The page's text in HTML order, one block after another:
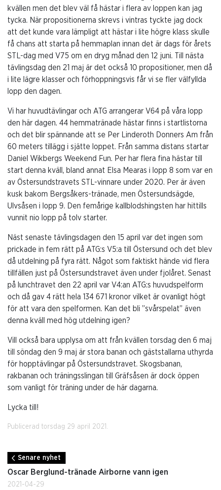
kvällen men det blev väl få hästar i flera av loppen kan jag
tycka. När propositionerna skrevs i vintras tyckte jag dock
att det kunde vara lämpligt att hästar i lite högre klass skulle
få chans att starta på hemmaplan innan det är dags för årets
STL-dag med V75 om en dryg månad den 12 juni. Till nästa
tävlingsdag den 21 maj är det också 10 propositioner, men då
i lite lägre klasser och förhoppningsvis får vi se fler välfyllda
lopp den dagen.
Vi har huvudtävlingar och ATG arrangerar V64 på våra lopp
den här dagen. 44 hemmatränade hästar finns i startlistorna
och det blir spännande att se Per Linderoth Donners Am från
60 meters tillägg i sjätte loppet. Från samma distans startar
Daniel Wikbergs Weekend Fun. Per har flera fina hästar till
start denna kväll, bland annat Elsa Mearas i lopp 8 som var en
av Östersundstravets STL-vinnare under 2020. Per är även
kusk bakom Bergsåkers-tränade, men Östersundsägde,
Ulvsåsen i lopp 9. Den femårige kallblodshingsten har hittills
vunnit nio lopp på tolv starter.
Näst senaste tävlingsdagen den 15 april var det ingen som
prickade in fem rätt på ATG:s V5:a till Östersund och det blev
då utdelning på fyra rätt. Något som faktiskt hände vid flera
tillfällen just på Östersundstravet även under fjolåret. Senast
på lunchtravet den 22 april var V4:an ATG:s huvudspelform
och då gav 4 rätt hela 134 671 kronor vilket är ovanligt högt
för att vara den spelformen. Kan det bli ”svårspelat” även
denna kväll med hög utdelning igen?
Vill också bara upplysa om att från kvällen torsdag den 6 maj
till söndag den 9 maj är stora banan och gäststallarna uthyrda
för hopptävlingar på Östersundstravet. Skogsbanan,
rakbanan och träningsslingan till Gräfsåsen är dock öppen
som vanligt för träning under de här dagarna.
Lycka till!
Publicerad torsdag 29 april 2021.
Senare nyhet
Oscar Berglund-tränade Airborne vann igen
2021-04-29